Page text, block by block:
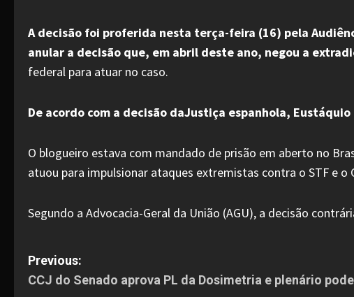
A decisão foi proferida nesta terça-feira (16) pela
anular a decisão que, em abril deste ano, negou a
federal para atuar no caso.
De acordo com a decisão daJustiça espanhola,
O blogueiro estava com mandado de prisão em aberto no
atuou para impulsionar ataques extremistas contra o STF e o
Segundo a Advocacia-Geral da União (AGU), a decisão
P
Previous:
CCJ do Senado aprova PL da Dosimetria e plenário